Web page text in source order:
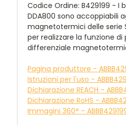
Codice Ordine: B429199 - I
DDA800 sono accoppiabili
magnetotermici delle serie
per realizzare la funzione di
differenziale
Pagina produttore -
Istruzioni per l'uso -
Dichiarazione REACH -
Dichiarazione RoHS -
Immagini 360° -